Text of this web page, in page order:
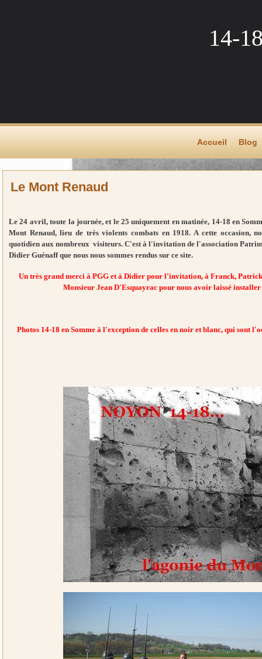
14-
Accueil Blog
Le Mont Renaud
Le 24 avril, toute la journée, et le 25 uniquement en matinée, 14-18 en
Mont Renaud, lieu de très violents combats en 1918. A cette occasion,
quotidien aux nombreux visiteurs. C'est à l'invitation de l'association
Didier Guénaff que nous nous sommes rendus sur ce site.
Un très grand merci à PGG et à Didier pour l'invitation, à Franck,
Monsieur Jean D'Esquayrac pour nous avoir laissé
Photos 14-18 en Somme à l'exception de celles en noir et blanc, qui sont